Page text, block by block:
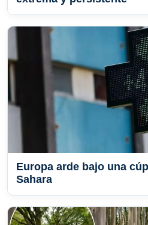
Europa arde bajo una
Sahara